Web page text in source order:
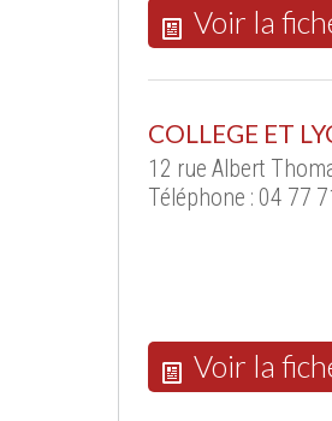
Voir la
COLLEGE ET
12 rue Albert
Téléphone : 04 77
Voir la